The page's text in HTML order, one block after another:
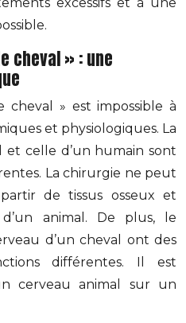
cheval » : une
» est impossible à
et physiologiques. La
et celle d’un humain sont
La chirurgie ne peut
de tissus osseux et
animal. De plus, le
d’un cheval ont des
différentes. Il est
cerveau animal sur un